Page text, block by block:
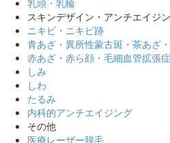
乳頭・乳輪
スキンデザイン・アンチエイジ
ニキビ・ニキビ跡
青あざ・異所性蒙古斑・茶あざ
赤あざ・赤ら顔・毛細血管拡張
しみ
しわ
たるみ
内科的アンチエイジング
その他
医療レーザー脱毛